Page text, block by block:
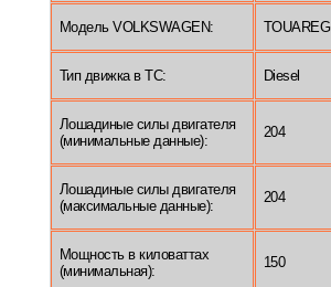
Модель VOLKSWAGEN:
Тип движка в ТС: Diesel
Лошадиные силы двигателя
(минимальные данные):
204
Лошадиные силы двигателя
(максимальные данные):
204
Мощность в киловаттах
(минимальная):
150